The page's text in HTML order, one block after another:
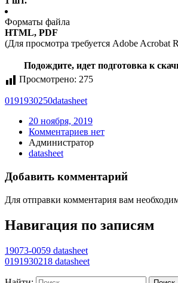
Форматы файла
HTML, PDF
(Для просмотра требуется Adobe Acrobat
Подождите, идет подготовка к
Просмотрено: 275
0191930250datasheet
20 ноября, 2019
Комментариев нет
Администратор
datasheet
Добавить комментарий
Для отправки комментария вам
Навигация по записям
19073-0059 datasheet
0191930218 datasheet